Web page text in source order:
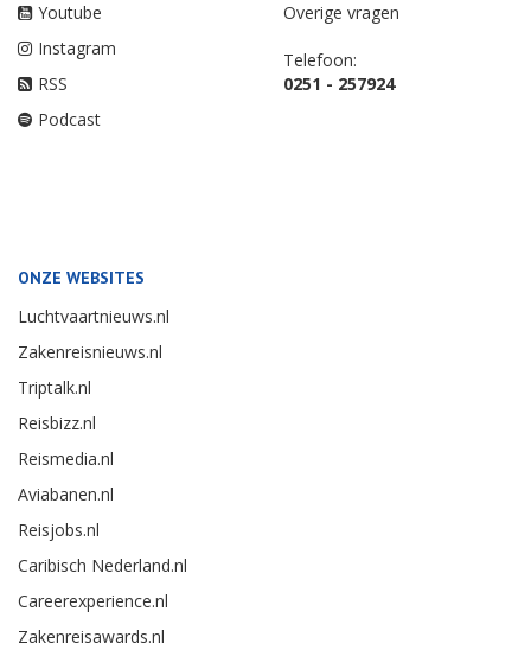
Youtube
Instagram
RSS
Podcast
Overige vragen
Telefoon:
0251 - 257924
ONZE WEBSITES
Luchtvaartnieuws.nl
Zakenreisnieuws.nl
Triptalk.nl
Reisbizz.nl
Reismedia.nl
Aviabanen.nl
Reisjobs.nl
Caribisch Nederland.nl
Careerexperience.nl
Zakenreisawards.nl